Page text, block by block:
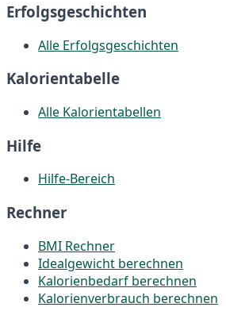
Erfolgsgeschichten
Alle Erfolgsgeschichten
Kalorientabelle
Alle Kalorientabellen
Hilfe
Hilfe-Bereich
Rechner
BMI Rechner
Idealgewicht berechnen
Kalorienbedarf berechnen
Kalorienverbrauch berechnen